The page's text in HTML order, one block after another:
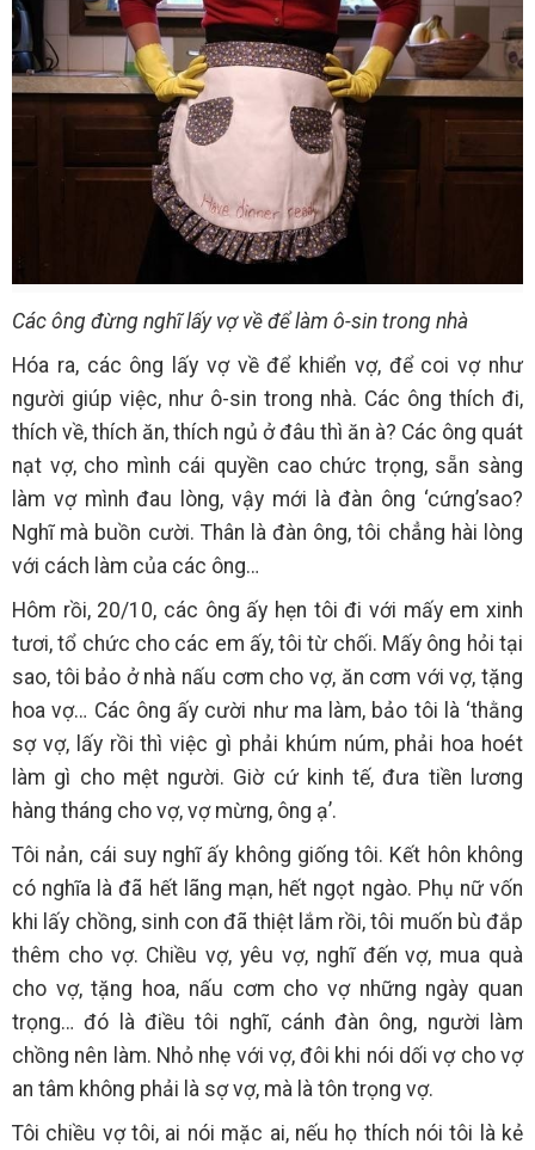
Các ông đừng nghĩ lấy vợ về để làm ô-sin trong nhà
Hóa ra, các ông lấy vợ về để khiển vợ, để coi vợ như
người giúp việc, như ô-sin trong nhà. Các ông thích đi,
thích về, thích ăn, thích ngủ ở đâu thì ăn à? Các ông quát
nạt vợ, cho mình cái quyền cao chức trọng, sẵn sàng
làm vợ mình đau lòng, vậy mới là đàn ông ‘cứng’sao?
Nghĩ mà buồn cười. Thân là đàn ông, tôi chẳng hài lòng
với cách làm của các ông…
Hôm rồi, 20/10, các ông ấy hẹn tôi đi với mấy em xinh
tươi, tổ chức cho các em ấy, tôi từ chối. Mấy ông hỏi tại
sao, tôi bảo ở nhà nấu cơm cho vợ, ăn cơm với vợ, tặng
hoa vợ… Các ông ấy cười như ma làm, bảo tôi là ‘thằng
sợ vợ, lấy rồi thì việc gì phải khúm núm, phải hoa hoét
làm gì cho mệt người. Giờ cứ kinh tế, đưa tiền lương
hàng tháng cho vợ, vợ mừng, ông ạ’.
Tôi nản, cái suy nghĩ ấy không giống tôi. Kết hôn không
có nghĩa là đã hết lãng mạn, hết ngọt ngào. Phụ nữ vốn
khi lấy chồng, sinh con đã thiệt lắm rồi, tôi muốn bù đắp
thêm cho vợ. Chiều vợ, yêu vợ, nghĩ đến vợ, mua quà
cho vợ, tặng hoa, nấu cơm cho vợ những ngày quan
trọng… đó là điều tôi nghĩ, cánh đàn ông, người làm
chồng nên làm. Nhỏ nhẹ với vợ, đôi khi nói dối vợ cho vợ
an tâm không phải là sợ vợ, mà là tôn trọng vợ.
Tôi chiều vợ tôi, ai nói mặc ai, nếu họ thích nói tôi là kẻ